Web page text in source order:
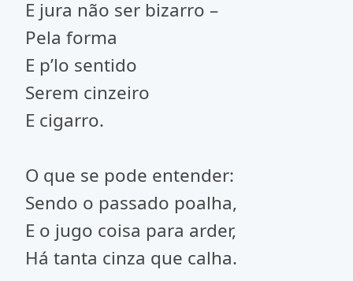
E jura não ser bizarro –
Pela forma
E p’lo sentido
Serem cinzeiro
E cigarro.
O que se pode entender:
Sendo o passado poalha,
E o jugo coisa para arder,
Há tanta cinza que calha.